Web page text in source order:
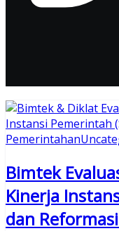
Pemerintahan
Bimtek
Kinerja
dan